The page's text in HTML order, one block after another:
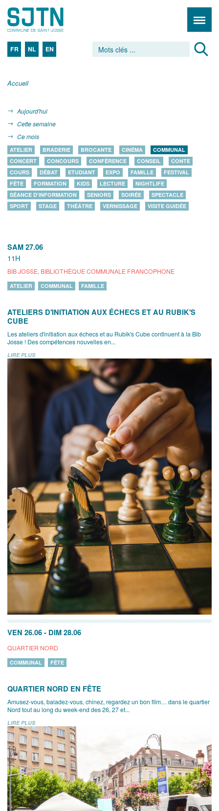
FR NL EN
Accueil
Aujourd'hui
Cette semaine
Ce mois
ATELIER BRADERIE BROCANTE CINÉMA
COMMUNAL
CONCERT
CONCOURS CONFÉRENCE CONSEIL
CONTE
COURS
DÉBAT ETUDIANT EXPO FAMILLE
FESTIVAL
FÊTE
FORMATION KIDS LECTURE
NIGHTLIFE
SÉANCE D'INFORMATION
SENIORS SOIRÉE
SPECTACLE
SPORT
STAGE THÉÂTRE VERNISSAGE VISITE GUIDÉE
SAM 27.06
11H
BIB JOSSE, BIBLIOTHÈQUE COMMUNALE FRANCOPHONE
ATELIER COMMUNAL FAMILLE
ATELIERS D'INITIATION AUX ÉCHECS ET AU RUBIK'S
CUBE
Les ateliers d'initiation aux échecs et au Rubik's Cube continuent à la Bib
Josse ! Des compétences nouvelles en...
LIRE PLUS
VEN 26.06 - DIM 28.06
QUARTIER NORD
COMMUNAL FÊTE
QUARTIER NORD EN FÊTE
Amusez-vous, baladez-vous, chinez, regardez un bon film… dans le quartier
Nord tout au long du week-end des 26, 27 et...
LIRE PLUS